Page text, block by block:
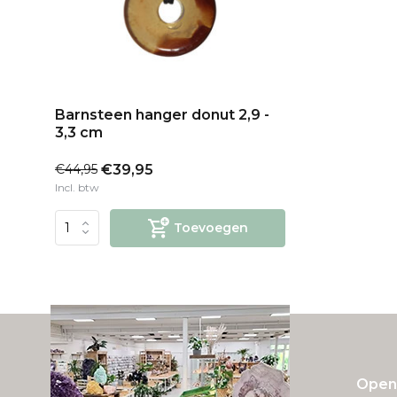
Barnsteen hanger donut 2,9 -
3,3 cm
€44,95 €39,95
Incl. btw
Toevoegen